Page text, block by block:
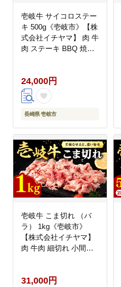
壱岐牛 サイコロステー
キ 500g《壱岐市》【株
式会社イチヤマ】 肉 牛
肉 ステーキ BBQ 焼肉
24,000円
長崎県 壱岐市
壱岐牛 こま切れ （バ
ラ） 1kg《壱岐市》
【株式会社イチヤマ】
肉 牛肉 細切れ 小間切
他・加工品
31,000円